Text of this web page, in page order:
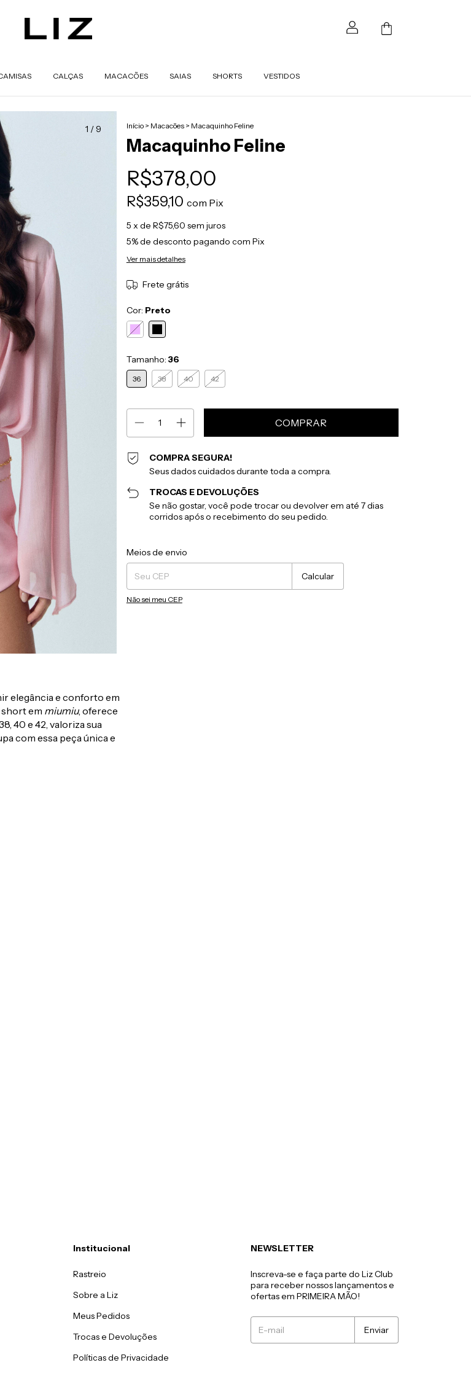
CALÇAS MACACÕES SAIAS SHORTS VESTIDOS
1 /9 Início > Macacões > Macaquinho Feline
Macaquinho Feline
R$378,00
R$359,10 com Pix
5 x de R$75,60 sem juros
5% de desconto pagando com Pix
Ver mais detalhes
Frete grátis
Cor: Preto
Tamanho: 36
36 38 40 42
COMPRA SEGURA!
Seus dados cuidados durante toda a compra.
TROCAS E DEVOLUÇÕES
Se não gostar, você pode trocar ou devolver em até 7 dias
corridos após o recebimento do seu pedido.
Entregas para o CEP:
Meios de envio
Calcular
Não sei meu CEP
elegância e conforto em
em miumiu, oferece
40 e 42, valoriza sua
com essa peça única e
Institucional
Rastreio
Sobre a Liz
Meus Pedidos
Trocas e Devoluções
Políticas de Privacidade
NEWSLETTER
Inscreva-se e faça parte do Liz Club
para receber nossos lançamentos e
ofertas em PRIMEIRA MÃO!